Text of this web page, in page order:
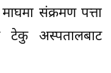
संक्रमण पत्ता
टेकु अस्पतालबाट